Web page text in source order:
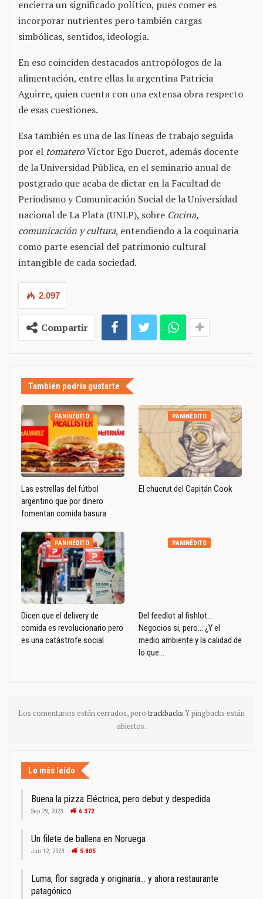
encierra un significado político, pues comer es
incorporar nutrientes pero también cargas
simbólicas, sentidos, ideología.
En eso coinciden destacados antropólogos de la
alimentación, entre ellas la argentina Patricia
Aguirre, quien cuenta con una extensa obra respecto
de esas cuestiones.
Esa también es una de las líneas de trabajo seguida
por el tomateroVíctor Ego Ducrot, además docente
de la Universidad Pública, en el seminario anual de
postgrado que acaba de dictar en la Facultad de
Periodismo y Comunicación Social de la Universidad
nacional de La Plata (UNLP), sobre Cocina,
comunicación y cultura, entendiendo a la coquinaria
como parte esencial del patrimonio cultural
intangible de cada sociedad.
2.097
Compartir
También podría gustarte
PANINÉDITO
Las estrellas del fútbol
argentino que por dinero
fomentan comida basura
PANINÉDITO
El chucrut del Capitán Cook
PANINÉDITO
Dicen que el delivery de
comida es revolucionario pero
es una catástrofe social
PANINÉDITO
Del feedlot al fishlot…
Negocios si, pero… ¿Y el
medio ambiente y la calidad de
lo que…
Los comentarios están cerrados, pero trackbacks Y pingbacks están
abiertos.
Lo más leído
Buena la pizza Eléctrica, pero debut y despedida
Sep 29, 2023 6.372
Un filete de ballena en Noruega
Jun 12, 2023 5.805
Luma, flor sagrada y originaria… y ahora restaurante
patagónico